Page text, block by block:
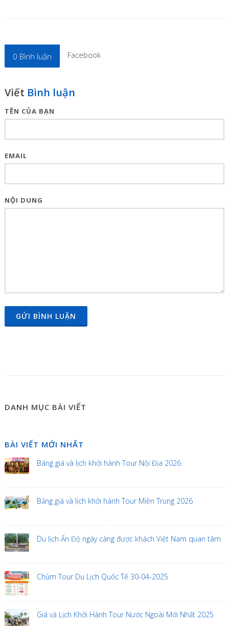
0 Bình luận Facebook
Viết Bình luận
TÊN CỦA BẠN
EMAIL
NỘI DUNG
GỬI BÌNH LUẬN
DANH MỤC BÀI VIẾT
BÀI VIẾT MỚI NHẤT
Báng giá và lịch khởi hành Tour Nội Địa 2026
Bảng giá và lịch khởi hành Tour Miền Trung 2026
Du lịch Ấn Độ ngày càng được khách Việt Nam quan tâm
Chùm Tour Du Lịch Quốc Tế 30-04-2025
Giá và Lịch Khởi Hành Tour Nước Ngoài Mới Nhất 2025